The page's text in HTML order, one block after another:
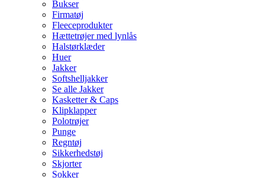
Bukser
Firmatøj
Fleeceprodukter
Hættetrøjer med lynlås
Halstørklæder
Huer
Jakker
Softshelljakker
Se alle Jakker
Kasketter & Caps
Klipklapper
Polotrøjer
Punge
Regntøj
Sikkerhedstøj
Skjorter
Sokker